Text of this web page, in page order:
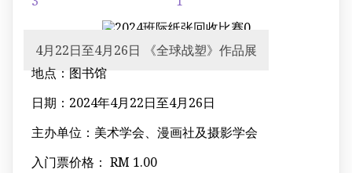
4月22日至4月26日 《全球战塑》作品展
地点：图书馆
日期：2024年4月22日至4月26日
主办单位：美术学会、漫画社及摄影学会
入门票价格： RM 1.00